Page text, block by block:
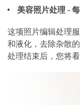
美容照片处理 -
这项照片编辑处理
和液化，去除杂散
处理结束后，您将